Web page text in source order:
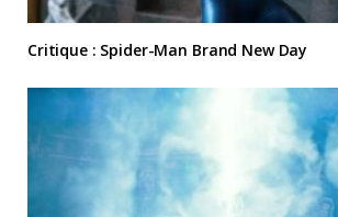
Critique : Spider-Man Brand New Day